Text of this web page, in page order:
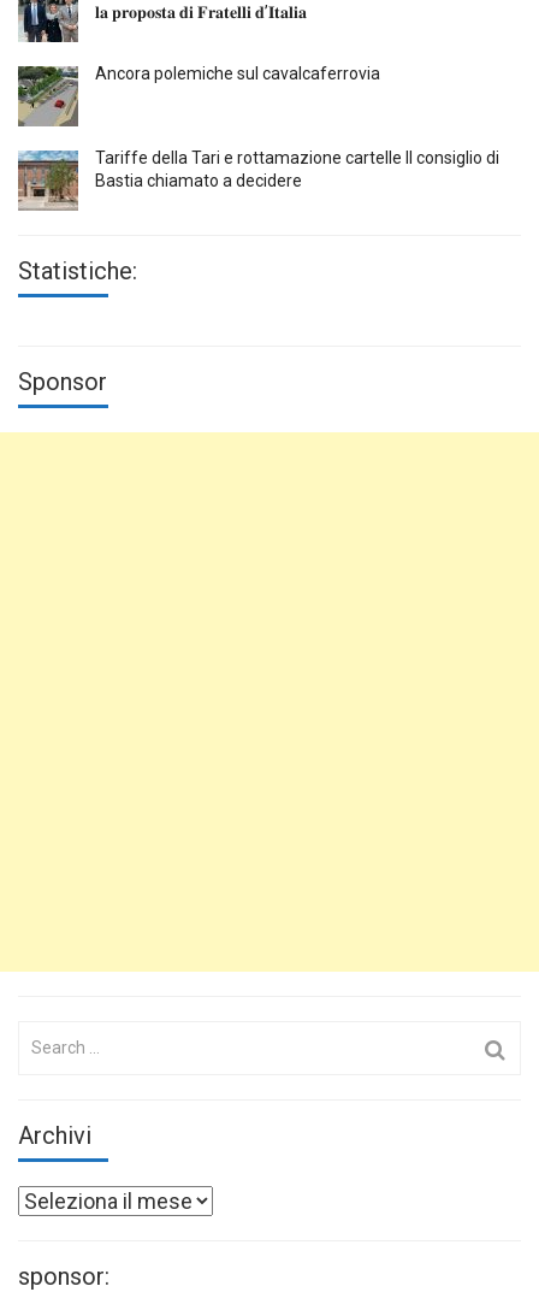
𝐥𝐚 𝐩𝐫𝐨𝐩𝐨𝐬𝐭𝐚 𝐝𝐢 𝐅𝐫𝐚𝐭𝐞𝐥𝐥𝐢 𝐝’𝐈𝐭𝐚𝐥𝐢𝐚
Ancora polemiche sul cavalcaferrovia
Tariffe della Tari e rottamazione cartelle Il consiglio di
Bastia chiamato a decidere
Statistiche:
Sponsor
Search
Archivi
Archivi
sponsor: